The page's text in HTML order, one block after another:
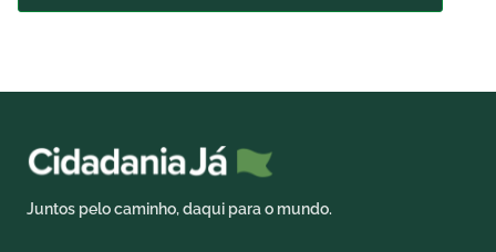
Juntos pelo caminho, daqui para o mundo.